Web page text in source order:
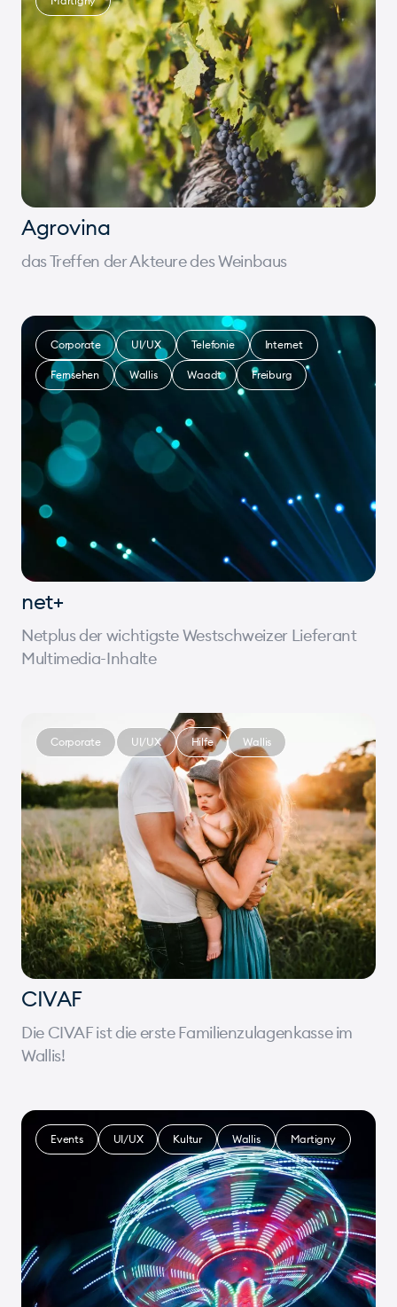
Agrovina
das Treffen der Akteure des Weinbaus
net+
Netplus der wichtigste Westschweizer Lieferant
Multimedia-Inhalte
Corporate UI/UX Telefonie Internet
Fernsehen Wallis Waadt Freiburg
CIVAF
Die CIVAF ist die erste Familienzulagenkasse im
Wallis!
Corporate UI/UX Hilfe Wallis
Events UI/UX Kultur Wallis Martigny